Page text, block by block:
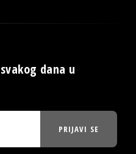
dana u
PRIJAVI SE